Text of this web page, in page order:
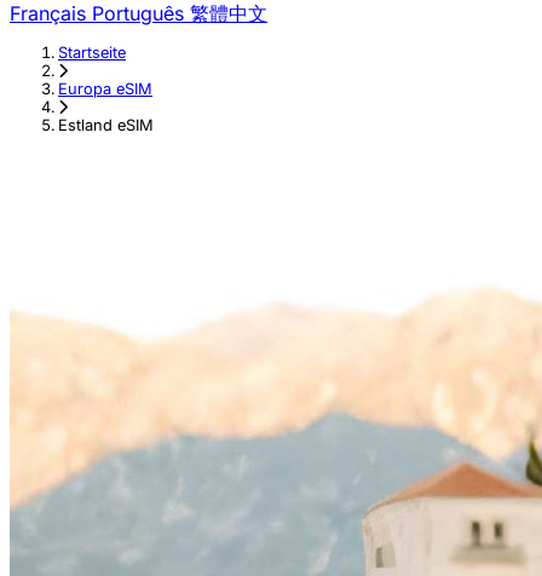
Français Português 繁體中文
Startseite
›
Europa eSIM
›
Estland eSIM